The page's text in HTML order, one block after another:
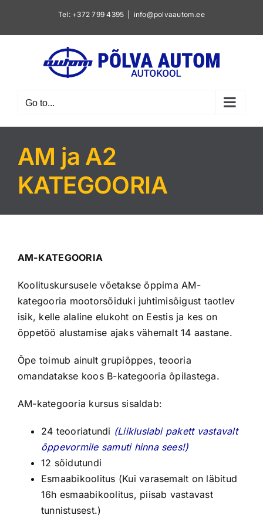
content
Tel: +372 799 4395 info@polvaautom.ee
Go to...
AM ja A2
KATEGOORIA
AM-KATEGOORIA
Koolituskursusele võetakse õppima AM-
kategooria mootorsõiduki juhtimisõigust taotlev
isik, kelle alaline elukoht on Eestis ja kes on
õppetöö alustamise ajaks vähemalt 14 aastane.
Õpe toimub ainult grupiõppes, teooria
omandatakse koos B-kategooria õpilastega.
AM-kategooria kursus sisaldab:
24 teooriatundi (Liikluslabi pakett vastavalt
õppevormile samuti hinna sees!)
12 sõidutundi
Esmaabikoolitus (Kui varasemalt on läbitud
16h esmaabikoolitus, piisab vastavast
tunnistusest.)